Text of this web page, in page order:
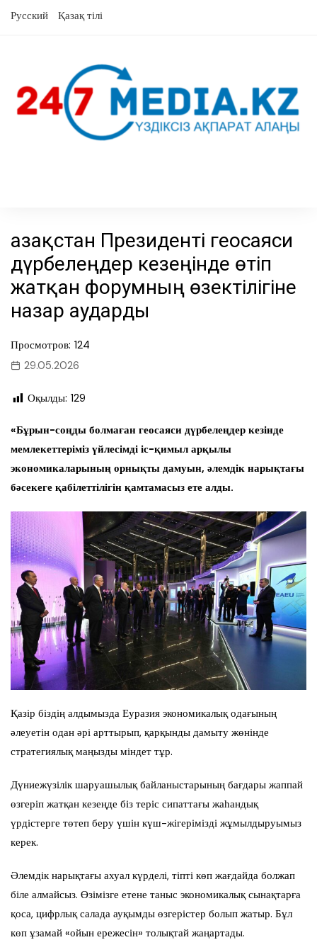
Русский Қазақ тілі
Қазақстан Президенті геосаяси
дүрбелеңдер кезеңінде өтіп
жатқан форумның өзектілігіне
назар аударды
Просмотров: 124
29.05.2026
Оқылды: 129
«Бұрын-соңды болмаған геосаяси дүрбелеңдер кезінде
мемлекеттеріміз үйлесімді іс-қимыл арқылы
экономикаларының орнықты дамуын, әлемдік нарықтағы
бәсекеге қабілеттілігін қамтамасыз ете алды.
Қазір біздің алдымызда Еуразия экономикалық одағының
әлеуетін одан әрі арттырып, қарқынды дамыту жөнінде
стратегиялық маңызды міндет тұр.
Дүниежүзілік шаруашылық байланыстарының бағдары жаппай
өзгеріп жатқан кезеңде біз теріс сипаттағы жаһандық
үрдістерге төтеп беру үшін күш-жігерімізді жұмылдыруымыз
керек.
Әлемдік нарықтағы ахуал күрделі, тіпті көп жағдайда болжап
біле алмайсыз. Өзімізге етене таныс экономикалық сынақтарға
қоса, цифрлық салада ауқымды өзгерістер болып жатыр. Бұл
көп ұзамай «ойын ережесін» толықтай жаңартады.